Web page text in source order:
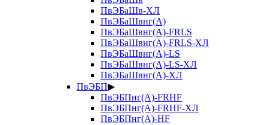
ПвЭБаШв-ХЛ
ПвЭБаШвнг(А)
ПвЭБаШвнг(А)-FRLS
ПвЭБаШвнг(А)-FRLS-ХЛ
ПвЭБаШвнг(А)-LS
ПвЭБаШвнг(А)-LS-ХЛ
ПвЭБаШвнг(А)-ХЛ
ПвЭБП▶
ПвЭБПнг(А)-FRHF
ПвЭБПнг(А)-FRHF-ХЛ
ПвЭБПнг(А)-HF